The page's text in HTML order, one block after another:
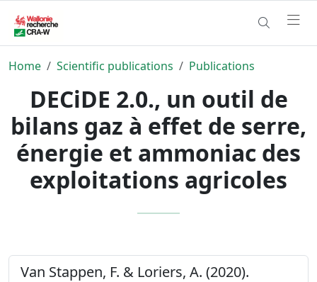
Home Scientific publications Publications
DECiDE 2.0., un outil de
bilans gaz à effet de serre,
énergie et ammoniac des
exploitations agricoles
Van Stappen, F. & Loriers, A. (2020).